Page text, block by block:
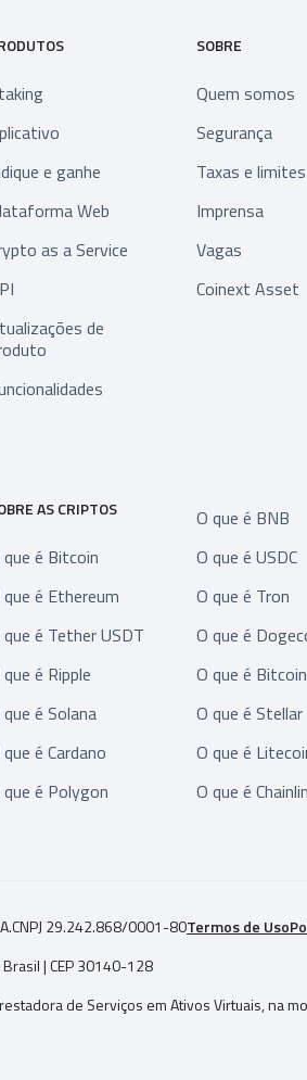
e ganhe
Web
as a Service
de
SOBRE
Quem somos
Segurança
Taxas e limites
Imprensa
Vagas
Coinext Asset
AS CRIPTOS
que é Bitcoin
que é Ethereum
que é Tether USDT
é Ripple
que é Solana
é Cardano
que é Polygon
O que é BNB
O que é USDC
O que é Tron
O que é
O que é
O que é Stellar
O que é
O que é
CNPJ 29.242.868/0001-80Termos de Uso
| CEP 30140-128
de Serviços em Ativos Virtuais,